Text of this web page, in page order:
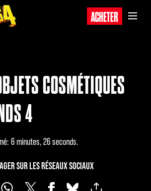
ACHETER
COSMÉTIQUES
4
6 minutes, 26 seconds
SUR LES RÉSEAUX SOCIAUX